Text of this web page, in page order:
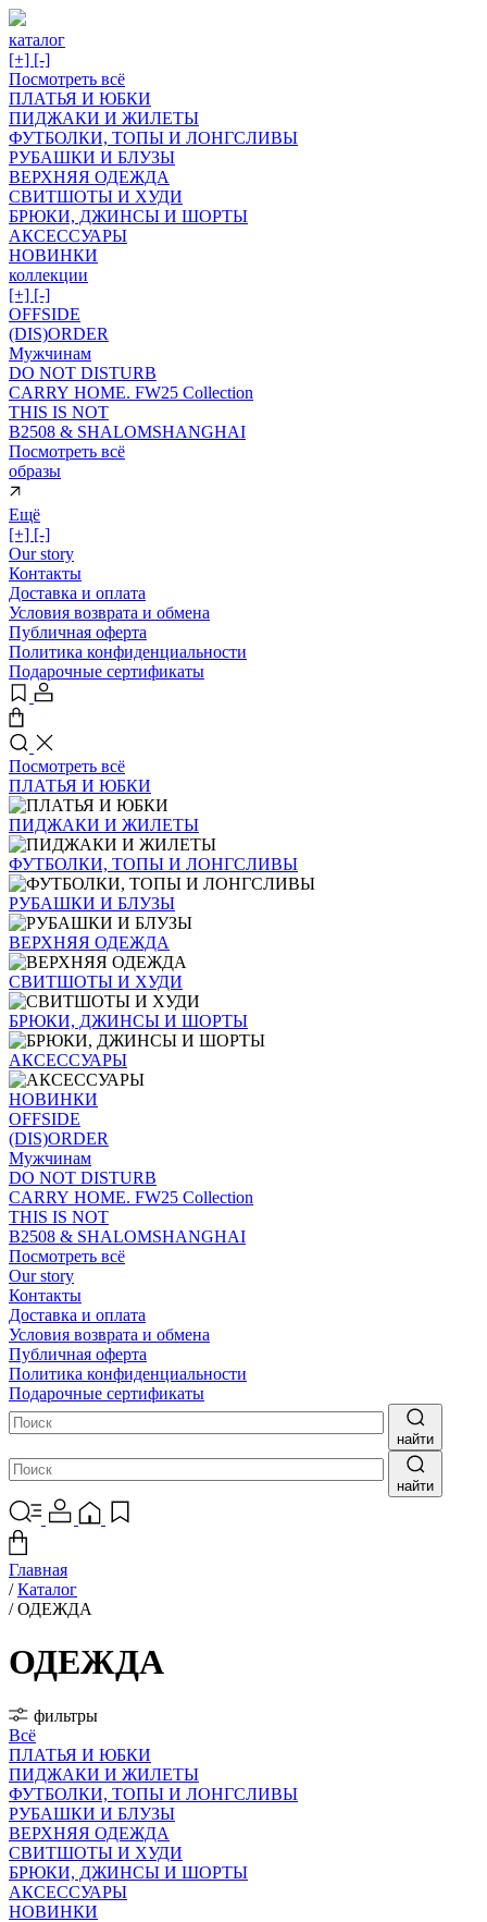
каталог
[+] [-]
Посмотреть всё
ПЛАТЬЯ И ЮБКИ
ПИДЖАКИ И ЖИЛЕТЫ
ФУТБОЛКИ, ТОПЫ И ЛОНГСЛИВЫ
РУБАШКИ И БЛУЗЫ
ВЕРХНЯЯ ОДЕЖДА
СВИТШОТЫ И ХУДИ
БРЮКИ, ДЖИНСЫ И ШОРТЫ
АКСЕССУАРЫ
НОВИНКИ
коллекции
[+] [-]
OFFSIDE
(DIS)ORDER
Мужчинам
DO NOT DISTURB
CARRY HOME. FW25 Collection
THIS IS NOT
B2508 & SHALOMSHANGHAI
Посмотреть всё
образы
Ещё
[+] [-]
Our story
Контакты
Доставка и оплата
Условия возврата и обмена
Публичная оферта
Политика конфиденциальности
Подарочные сертификаты
Посмотреть всё
ПЛАТЬЯ И ЮБКИ
ПИДЖАКИ И ЖИЛЕТЫ
ФУТБОЛКИ, ТОПЫ И ЛОНГСЛИВЫ
РУБАШКИ И БЛУЗЫ
ВЕРХНЯЯ ОДЕЖДА
СВИТШОТЫ И ХУДИ
БРЮКИ, ДЖИНСЫ И ШОРТЫ
АКСЕССУАРЫ
НОВИНКИ
OFFSIDE
(DIS)ORDER
Мужчинам
DO NOT DISTURB
CARRY HOME. FW25 Collection
THIS IS NOT
B2508 & SHALOMSHANGHAI
Посмотреть всё
Our story
Контакты
Доставка и оплата
Условия возврата и обмена
Публичная оферта
Политика конфиденциальности
Подарочные сертификаты
найти
найти
Главная
/ Каталог
/ ОДЕЖДА
ОДЕЖДА
фильтры
Всё
ПЛАТЬЯ И ЮБКИ
ПИДЖАКИ И ЖИЛЕТЫ
ФУТБОЛКИ, ТОПЫ И ЛОНГСЛИВЫ
РУБАШКИ И БЛУЗЫ
ВЕРХНЯЯ ОДЕЖДА
СВИТШОТЫ И ХУДИ
БРЮКИ, ДЖИНСЫ И ШОРТЫ
АКСЕССУАРЫ
НОВИНКИ